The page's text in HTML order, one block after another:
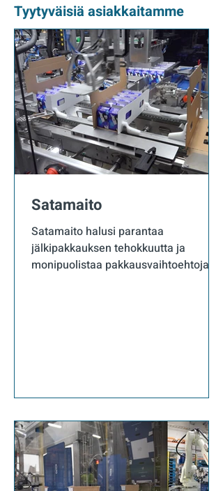
Tyytyväisiä asiakkaitamme
Satamaito
Satamaito halusi parantaa
jälkipakkauksen tehokkuutta ja
monipuolistaa pakkausvaihtoehtojaan.